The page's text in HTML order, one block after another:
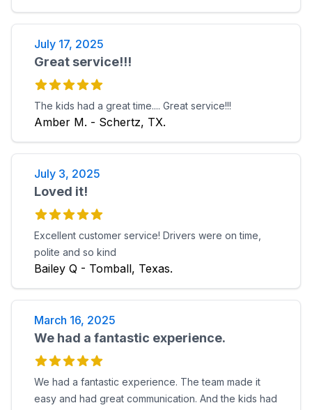
July 17, 2025
Great service!!!
The kids had a great time.... Great service!!!
Amber M. - Schertz, TX.
July 3, 2025
Loved it!
Excellent customer service! Drivers were on time,
polite and so kind
Bailey Q - Tomball, Texas.
March 16, 2025
We had a fantastic experience.
We had a fantastic experience. The team made it
easy and had great communication. And the kids had